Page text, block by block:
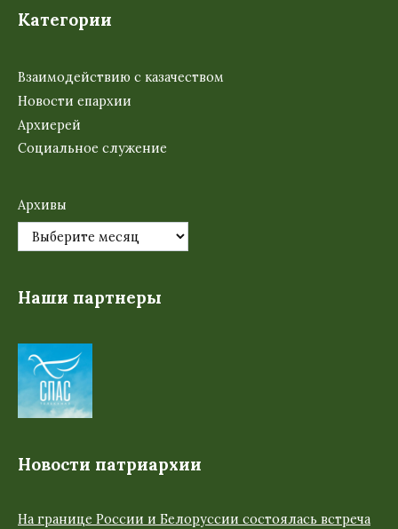
Категории
Взаимодействию с казачеством
Новости епархии
Архиерей
Социальное служение
Архивы
Наши партнеры
Новости патриархии
На границе России и Белоруссии состоялась встреча